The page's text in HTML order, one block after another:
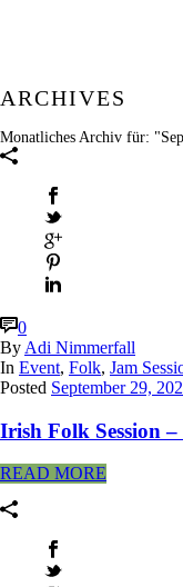
ARCHIVES
Monatliches Archiv für:
0
By Adi Nimmerfall
In Event, Folk, Jam
Posted September 29,
Irish Folk Session
READ MORE